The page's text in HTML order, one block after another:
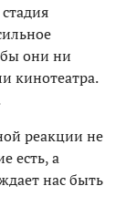
бы они ни
кинотеатра.
реакции не
есть, а
нас быть